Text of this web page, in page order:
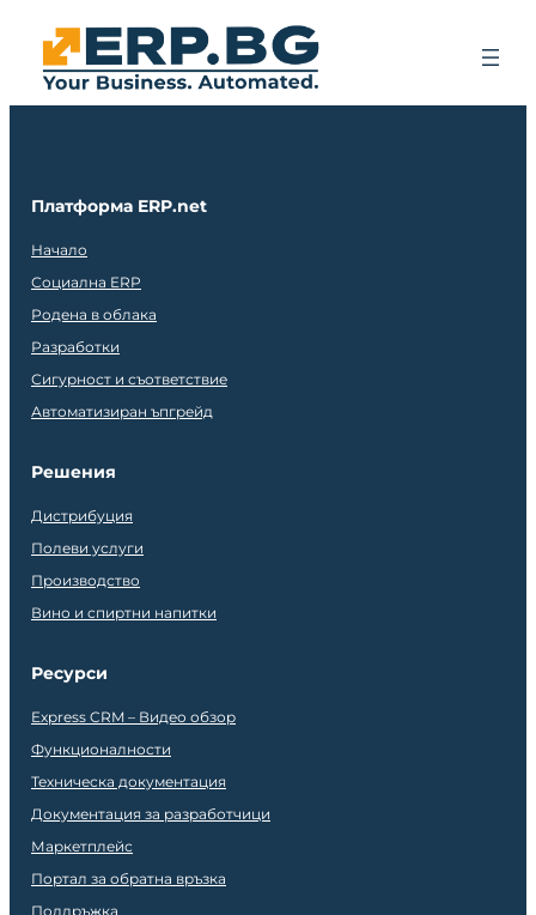
Платформа ERP.net
Начало
Социална ERP
Родена в облака
Разработки
Сигурност и съответствие
Автоматизиран ъпгрейд
Решения
Дистрибуция
Полеви услуги
Производство
Вино и спиртни напитки
Ресурси
Express CRM – Видео обзор
Функционалности
Техническа документация
Документация за разработчици
Маркетплейс
Портал за обратна връзка
Поддръжка